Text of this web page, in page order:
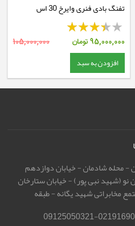
تفنگ بادی فنری وایرخ 30 اس
95,000,000تومان 105,000,000
افزودن به سبد
- محله شادمان - خیابان دوازدهم
نو (شهید نبی پور) - خیابان ستارخان
مخابراتی شهید یگانه - طبقه
09125050321-